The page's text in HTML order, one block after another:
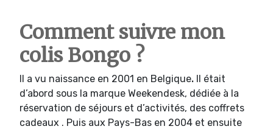
Comment suivre mon
colis Bongo ?
Il a vu naissance en 2001 en Belgique. Il était
d’abord sous la marque Weekendesk, dédiée à la
réservation de séjours et d’activités, des coffrets
cadeaux . Puis aux Pays-Bas en 2004 et ensuite